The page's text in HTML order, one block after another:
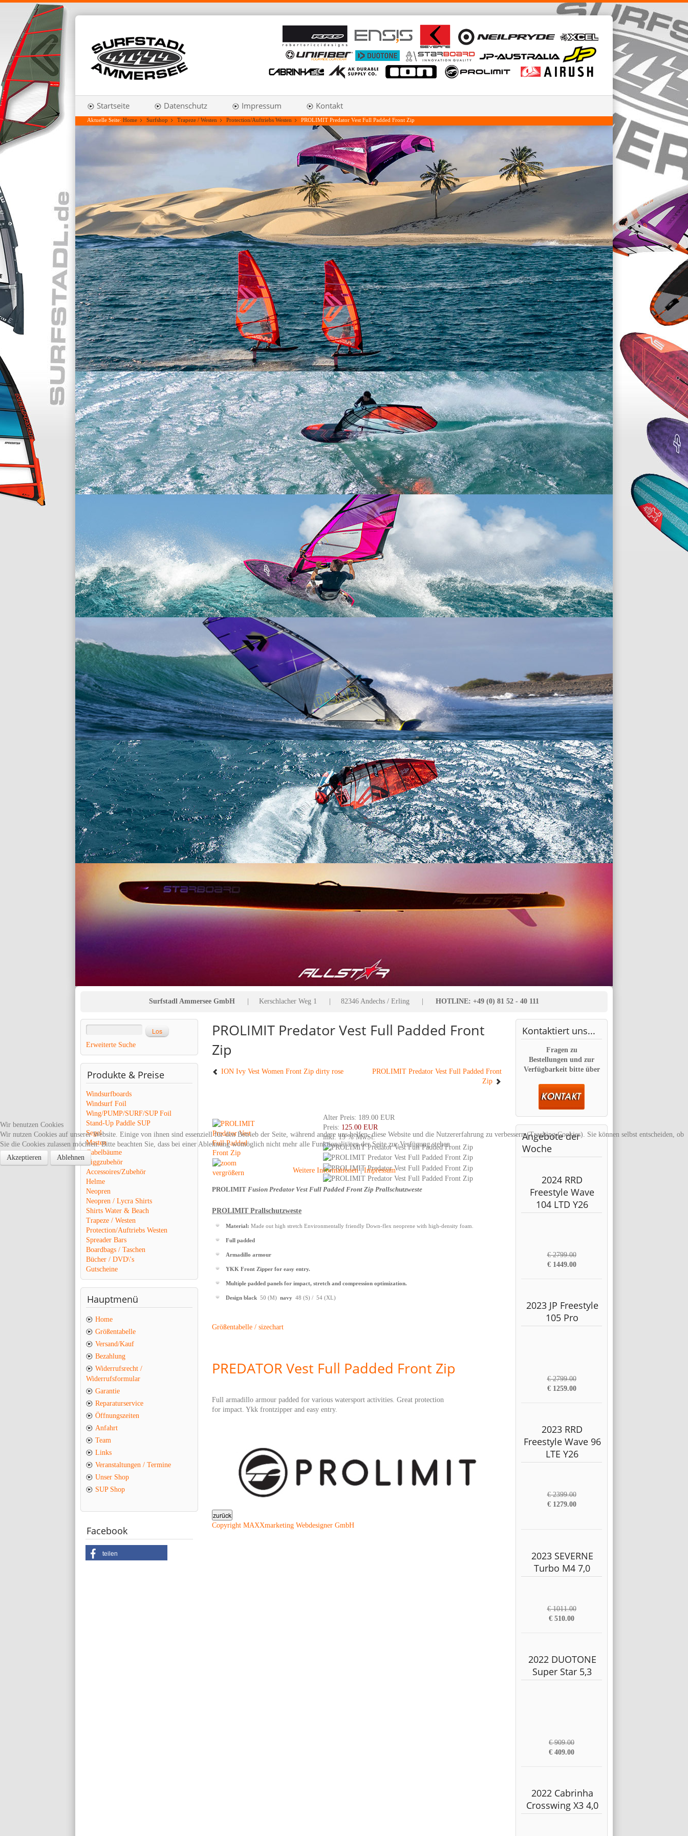
Startseite Datenschutz Impressum Kontakt
Aktuelle Seite: Home Surfshop Trapeze / Westen Protection/Auftriebs Westen PROLIMIT Predator Vest Full Padded Front Zip
Surfstadl Ammersee GmbH | Kerschlacher Weg 1 | 82346 Andechs / Erling | HOTLINE: +49 (0) 81 52 - 40 111
Erweiterte Suche
Produkte & Preise
Windsurfboards
Windsurf Foil
Wing/PUMP/SURF/SUP Foil
Stand-Up Paddle SUP
Segel
Masten
Gabelbäume
Riggzubehör
Accessoires/Zubehör
Helme
Neopren
Neopren / Lycra Shirts
Shirts Water & Beach
Trapeze / Westen
Protection/Auftriebs Westen
Spreader Bars
Boardbags / Taschen
Bücher / DVD\'s
Gutscheine
Hauptmenü
Home
Größentabelle
Versand/Kauf
Bezahlung
Widerrufsrecht /
Widerrufsformular
Garantie
Reparaturservice
Öffnungszeiten
Anfahrt
Team
Links
Veranstaltungen / Termine
Unser Shop
SUP Shop
Facebook
teilen
Kontaktiert uns...
Fragen zu
Bestellungen und zur
Verfügbarkeit bitte über
Angeboteder
Woche
2024 RRD
Freestyle Wave
104 LTD Y26
€ 2799.00
€ 1449.00
2023 JP Freestyle
105 Pro
€ 2799.00
€ 1259.00
2023 RRD
Freestyle Wave 96
LTE Y26
€ 2399.00
€ 1279.00
2023 SEVERNE
Turbo M4 7,0
€ 1011.00
€ 510.00
2022 DUOTONE
Super Star 5,3
€ 909.00
€ 409.00
2022 Cabrinha
Crosswing X3 4,0
PROLIMIT Predator Vest Full Padded Front
Zip
ION Ivy Vest Women Front Zip dirty rose
PROLIMIT Predator Vest Full Padded Front
Zip
vergrößern
Alter Preis: 189.00 EUR
Preis: 125.00 EUR
inkl. 19 % MwSt.
PROLIMIT Fusion Predator Vest Full Padded Front Zip Prallschutzweste
PROLIMIT Prallschutzweste
Material: Made out high stretch Environmentally friendly Down-flex neoprene with high-density foam.
Full padded
Armadillo armour
YKK Front Zipper for easy entry.
Multiple padded panels for impact, stretch and compression optimization.
Design black 50 (M) navy 48 (S) / 54 (XL)
Größentabelle / sizechart
PREDATOR Vest Full Padded Front Zip
Full armadillo armour padded for various watersport activities. Great protection
for impact. Ykk frontzipper and easy entry.
Copyright MAXXmarketing Webdesigner GmbH
Wir benutzen Cookies
Wir nutzen Cookies auf unserer Website. Einige von ihnen sind essenziell für den Betrieb der Seite, während andere uns helfen, diese Website und die Nutzererfahrung zu verbessern (Tracking Cookies). Sie können selbst entscheiden, ob
Sie die Cookies zulassen möchten. Bitte beachten Sie, dass bei einer Ablehnung womöglich nicht mehr alle Funktionalitäten der Seite zur Verfügung stehen.
Akzeptieren
Ablehnen
Weitere Informationen|Impressum